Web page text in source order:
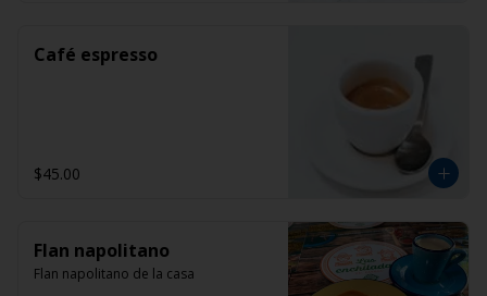
Café espresso
$45.00
Flan napolitano
Flan napolitano de la casa